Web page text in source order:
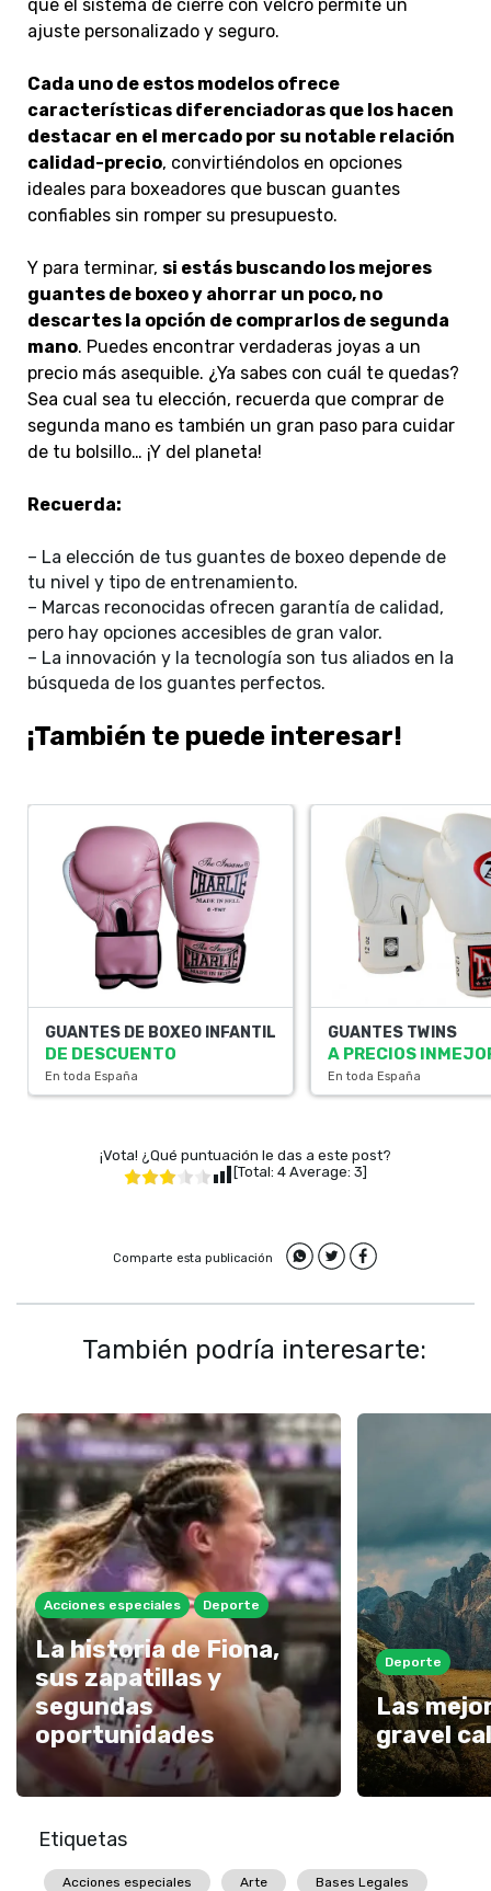
que el sistema de cierre con velcro permite un
ajuste personalizado y seguro.
Cada uno de estos modelos ofrece
características diferenciadoras que los hacen
destacar en el mercado por su notable relación
calidad-precio, convirtiéndolos en opciones
ideales para boxeadores que buscan guantes
confiables sin romper su presupuesto.
Y para terminar, si estás buscando los mejores
guantes de boxeo y ahorrar un poco, no
descartes la opción de comprarlos de segunda
mano. Puedes encontrar verdaderas joyas a un
precio más asequible. ¿Ya sabes con cuál te quedas?
Sea cual sea tu elección, recuerda que comprar de
segunda mano es también un gran paso para cuidar
de tu bolsillo… ¡Y del planeta!
Recuerda:
– La elección de tus guantes de boxeo depende de
tu nivel y tipo de entrenamiento.
– Marcas reconocidas ofrecen garantía de calidad,
pero hay opciones accesibles de gran valor.
– La innovación y la tecnología son tus aliados en la
búsqueda de los guantes perfectos.
¡También te puede interesar!
GUANTES DE BOXEO INFANTIL
DE DESCUENTO
En toda España
GUANTES TWINS
A PRECIOS
En toda España
¡Vota! ¿Qué puntuación le das a este post?
[Total: 4 Average: 3]
Comparte esta publicación
También podría interesarte:
Acciones especiales Deporte
La historia de Fiona,
sus zapatillas y
segundas
oportunidades
Deporte
Las
gravel
Etiquetas
Acciones especiales Arte Bases Legales